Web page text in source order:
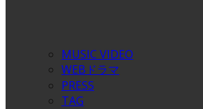
MUSIC VIDEO
WEBドラマ
PRESS
TAG